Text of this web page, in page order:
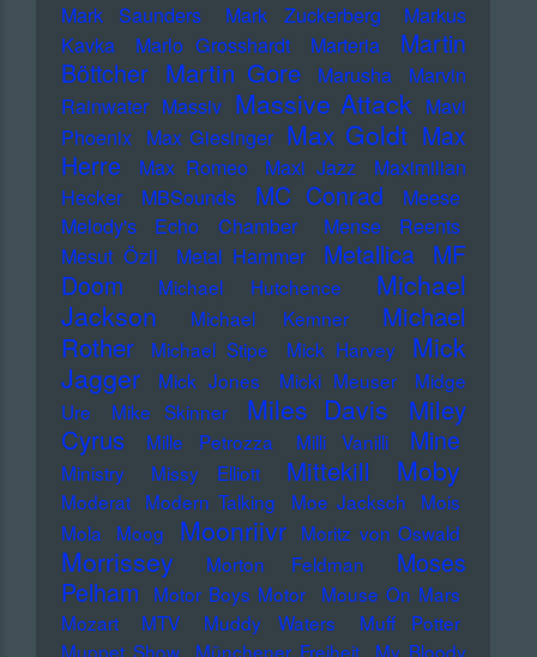
Mark Saunders
Mark Zuckerberg
Markus
Kavka
Marlo Grosshardt Marteria
Martin
Böttcher Martin Gore Marusha
Marvin
Rainwater Massiv Massive Attack Mavi
Phoenix Max Giesinger Max Goldt Max
Herre
Max Romeo Maxi Jazz
Maximilian
Hecker
MBSounds MC Conrad
Meese
Melody's Echo Chamber
Mense Reents
Mesut Özil
Metal Hammer Metallica MF
Doom
Michael Hutchence
Michael
Jackson
Michael Kemner
Michael
Rother
Michael Stipe Mick Harvey
Mick
Jagger
Mick Jones Micki Meuser
Midge
Ure
Mike Skinner Miles Davis
Miley
Cyrus
Mille Petrozza Milli Vanilli Mine
Ministry Missy Elliott Mittekill Moby
Moderat Modern Talking Moe Jacksch
Mois
Mola
Moog Moonriivr Moritz von Oswald
Morrissey Morton Feldman
Moses
Pelham
Motor Boys Motor
Mouse On Mars
Mozart
MTV Muddy Waters
Muff Potter
Muppet Show
Münchener Freiheit
My Bloody